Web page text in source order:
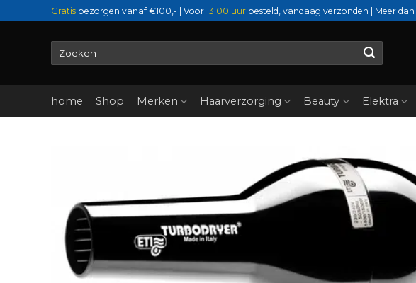
Gratis bezorgen vanaf €100,- | Voor 13.00 uur besteld, vandaag verzonden | Meer dan
Zoeken
home Shop Merken Haarverzorging Beauty Elektra